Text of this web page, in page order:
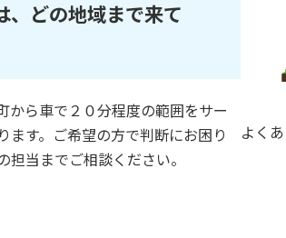
、どの地域まで来て
から車で２０分程度の範囲をサー
ます。ご希望の方で判断にお困り
当までご相談ください。
よくあ